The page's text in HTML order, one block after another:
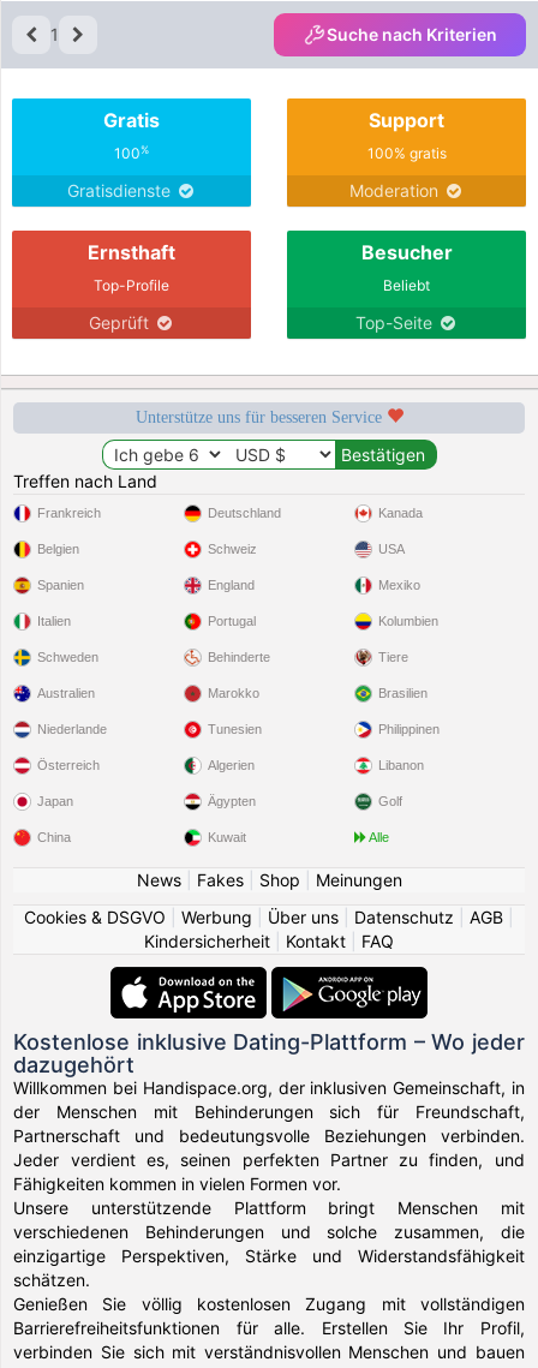
1 Suche nach Kriterien
Gratis
100%
Gratisdienste
Support
100% gratis
Moderation
Ernsthaft
Top-Profile
Geprüft
Besucher
Beliebt
Top-Seite
Unterstütze uns für besseren Service
Treffen nach Land
Frankreich
Belgien
Spanien
Italien
Schweden
Deutschland
Schweiz
England
Portugal
Behinderte
Kanada
USA
Mexiko
Kolumbien
Tiere
Australien
Niederlande
Österreich
Japan
China
Marokko
Tunesien
Algerien
Ägypten
Kuwait
Brasilien
Philippinen
Libanon
Golf
Alle
News| Fakes| Shop
Meinungen
Cookies & DSGVO
Werbung Über uns Datenschutz AGB
Kindersicherheit
Kontakt FAQ
Kostenlose inklusive Dating-Plattform – Wo jeder
dazugehört
Willkommen bei Handispace.org, der inklusiven Gemeinschaft, in
der Menschen mit Behinderungen sich für Freundschaft,
Partnerschaft und bedeutungsvolle Beziehungen verbinden.
Jeder verdient es, seinen perfekten Partner zu finden, und
Fähigkeiten kommen in vielen Formen vor.
Unsere unterstützende Plattform bringt Menschen mit
verschiedenen Behinderungen und solche zusammen, die
einzigartige Perspektiven, Stärke und Widerstandsfähigkeit
schätzen.
Genießen Sie völlig kostenlosen Zugang mit vollständigen
Barrierefreiheitsfunktionen für alle. Erstellen Sie Ihr Profil,
verbinden Sie sich mit verständnisvollen Menschen und bauen